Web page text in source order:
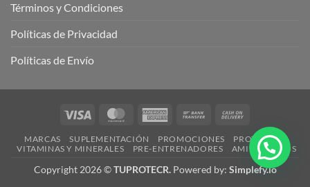
Términos y Condiciones
Políticas de Privacidad
Políticas de Envío
Visa MasterCardAmerican
Bank
On
Delivery
MARCAS SUPLEMENTACIÓN PROMOCIONES
PROTEÍNAS
VITAMINAS Y MINERALES
PRE-ENTRENADORES AMINOÁCIDOS
Copyright 2026 ©TUPROTECR. Powered by: Simplefy.io
¿Necesitas ayuda?